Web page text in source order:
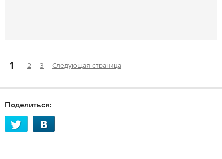
1 2 3 Следующая страница
Поделиться: